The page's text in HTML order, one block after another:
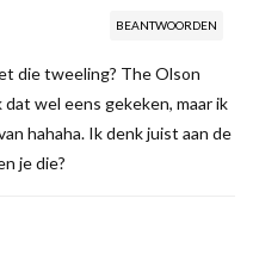
BEANTWOORDEN
die tweeling? The Olson
dat wel eens gekeken, maar ik
hahaha. Ik denk juist aan de
je die?